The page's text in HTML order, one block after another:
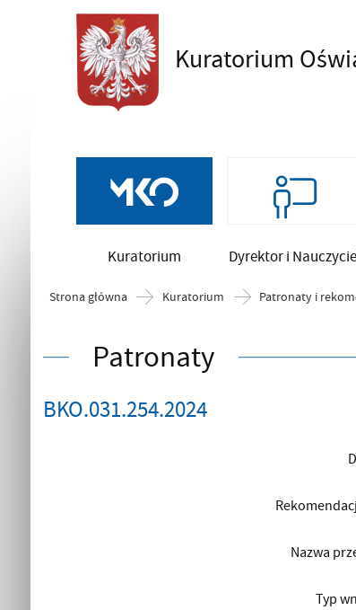
Kuratorium
Szukaj
Kuratorium Dyrektor i
Strona główna Kuratorium Patronaty i
Patronaty
BKO.031.254.2024
Nazwa
Typ